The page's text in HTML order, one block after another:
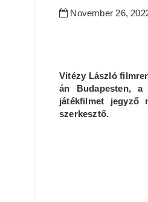
November 26,
Vitézy László
án Budapesten, a
játékfilmet jegyző
szerkesztő.